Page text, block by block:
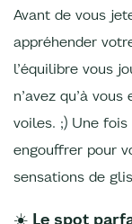
Avant de vous
appréhender
l’équilibre vous
n’avez qu’à
voiles. ;) Une
engouffrer pour
sensations de
☀️ Le spot